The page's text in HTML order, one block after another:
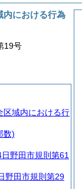
内における行為
19号
区域内における行
数)
野田市規則第61
野田市規則第29